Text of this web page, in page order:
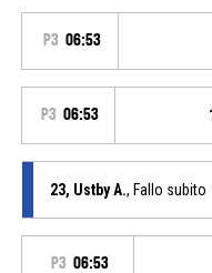
P3 06:53
P3 06:53
23, Ustby A., Fallo subito
P3 06:53